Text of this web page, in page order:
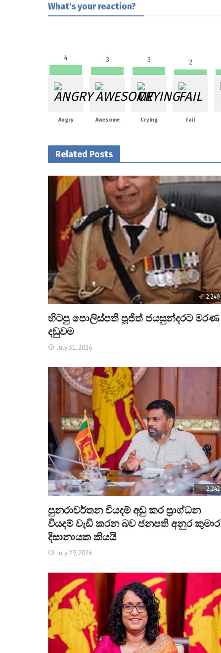
What's your reaction?
4
Angry
3
Awesome
3
Crying
2
Fail
Related Posts
2,249
හිටපු පොලිස්පති පූජිත් ජයසුන්දරට මරණ
දඬුවම
July 31, 2026
2,242
පුනරාවර්තන වියදම් අඩු කර ප්‍රාග්ධන
වියදම් වැඩි කරන බව ජනපති අනුර කුමාර
දිසානායක කියයි
July 29, 2026